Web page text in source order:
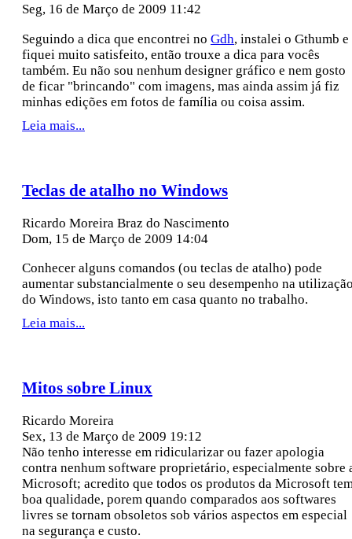
Seg, 16 de Março de 2009 11:42
Seguindo a dica que encontrei no Gdh, instalei o Gthumb e
fiquei muito satisfeito, então trouxe a dica para vocês
também. Eu não sou nenhum designer gráfico e nem gosto
de ficar "brincando" com imagens, mas ainda assim já fiz
minhas edições em fotos de família ou coisa assim.
Leia mais...
Teclas de atalho no Windows
Ricardo Moreira Braz do Nascimento
Dom, 15 de Março de 2009 14:04
Conhecer alguns comandos (ou teclas de atalho) pode
aumentar substancialmente o seu desempenho na
do Windows, isto tanto em casa quanto no trabalho.
Leia mais...
Mitos sobre Linux
Ricardo Moreira
Sex, 13 de Março de 2009 19:12
Não tenho interesse em ridicularizar ou fazer apologia
contra nenhum software proprietário, especialmente sobre
Microsoft; acredito que todos os produtos da Microsoft
boa qualidade, porem quando comparados aos softwares
livres se tornam obsoletos sob vários aspectos em especial
na segurança e custo.